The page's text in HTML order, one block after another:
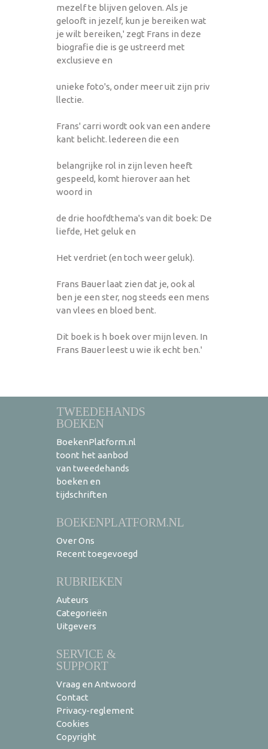
mezelf te blijven geloven. Als je
gelooft in jezelf, kun je bereiken wat
je wilt bereiken,' zegt Frans in deze
biografie die is ge ustreerd met
exclusieve en
unieke foto's, onder meer uit zijn priv
llectie.
Frans' carri wordt ook van een andere
kant belicht. ledereen die een
belangrijke rol in zijn leven heeft
gespeeld, komt hierover aan het
woord in
de drie hoofdthema's van dit boek: De
liefde, Het geluk en
Het verdriet (en toch weer geluk).
Frans Bauer laat zien dat je, ook al
ben je een ster, nog steeds een mens
van vlees en bloed bent.
Dit boek is h boek over mijn leven. In
Frans Bauer leest u wie ik echt ben.'
TWEEDEHANDS
BOEKEN
BoekenPlatform.nl
toont het aanbod
van tweedehands
boeken en
tijdschriften
BOEKENPLATFORM.NL
Over Ons
Recent toegevoegd
RUBRIEKEN
Auteurs
Categorieën
Uitgevers
SERVICE &
SUPPORT
Vraag en Antwoord
Contact
Privacy-reglement
Cookies
Copyright